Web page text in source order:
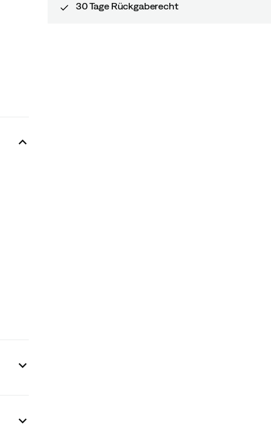
30 Tage Rückgaberecht